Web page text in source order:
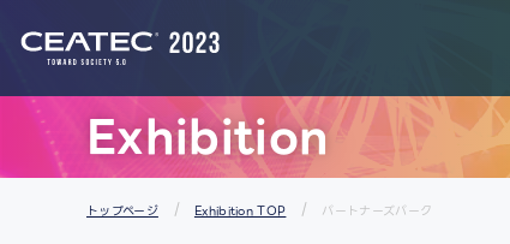
Exhibition
トップページ Exhibition TOP パートナーズパーク